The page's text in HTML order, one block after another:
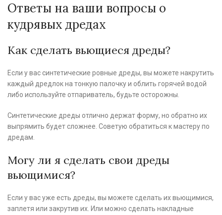
Ответы на ваши вопросы о
кудрявых дредах
Как сделать вьющиеся дреды?
Если у вас синтетические ровные дреды, вы можете накрутить
каждый дредлок на тонкую палочку и облить горячей водой
либо используйте отпариватель, будьте осторожны.
Синтетические дреды отлично держат форму, но обратно их
выпрямить будет сложнее. Советую обратиться к мастеру по
дредам.
Могу ли я сделать свои дреды
вьющимися?
Если у вас уже есть дреды, вы можете сделать их вьющимися,
заплетя или закрутив их. Или можно сделать накладные